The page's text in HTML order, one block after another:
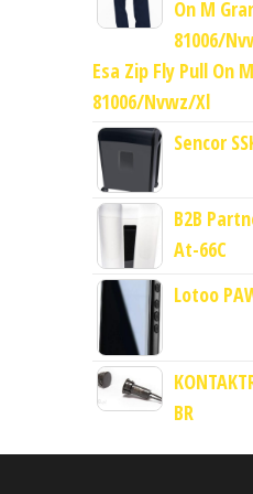
On M
81006/
Esa Zip Fly Pull On
81006/Nvwz/Xl
Sencor
B2B
At-66C
Lotoo
BR